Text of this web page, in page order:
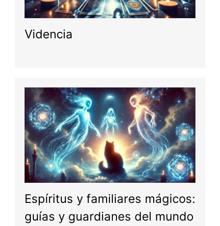
Videncia
Espíritus y familiares mágicos:
guías y guardianes del mundo